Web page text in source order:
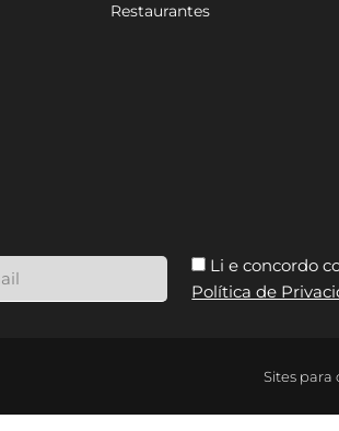
Restaurantes
Li e concordo
Política de
Sites para